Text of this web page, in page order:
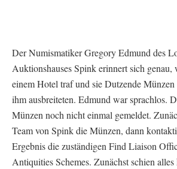
Der Numismatiker Gregory Edmund des
Auktionshauses Spink erinnert sich genau,
einem Hotel traf und sie Dutzende
ihm ausbreiteten. Edmund war sprachlos.
Münzen noch nicht einmal gemeldet.
Team von Spink die Münzen, dann
Ergebnis die zuständigen Find Liaison
Antiquities Schemes. Zunächst schien